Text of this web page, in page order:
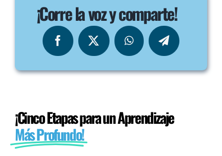
¡Corre la voz y comparte!
¡Cinco Etapas para un Aprendizaje
Más Profundo!